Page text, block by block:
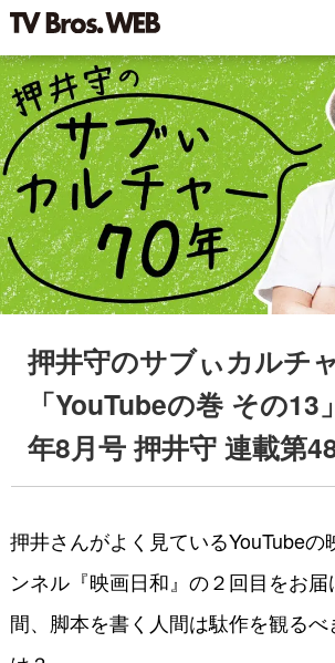
押井守のサブぃカルチ
「YouTubeの巻 その13
年8月号 押井守 連載第48
押井さんがよく見ているYouTubeの
ンネル『映画日和』の２回目をお届
間、脚本を書く人間は駄作を観るべ